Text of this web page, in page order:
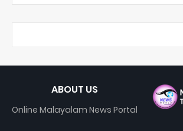
ABOUT US
Online Malayalam News Portal